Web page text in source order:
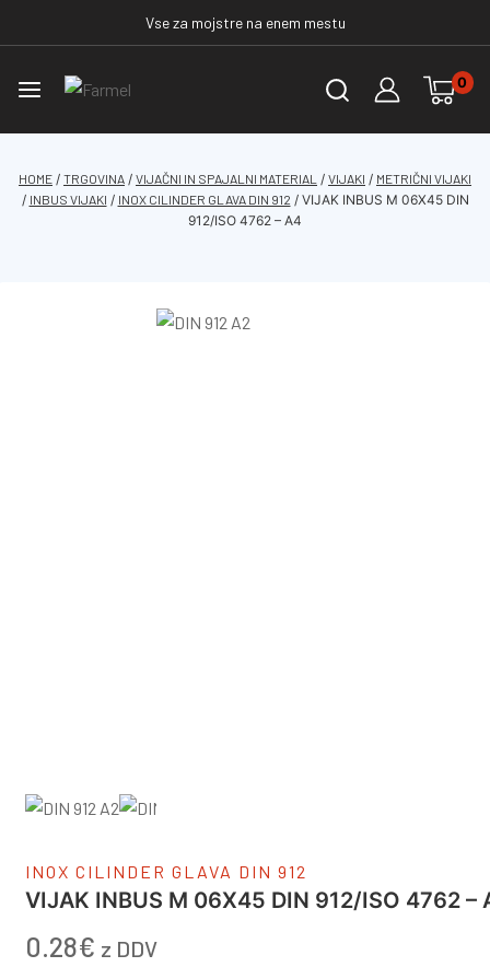
Vse za mojstre na enem mestu
0
HOME / TRGOVINA / VIJAČNI IN SPAJALNI MATERIAL / VIJAKI / METRIČNI VIJAKI
/ INBUS VIJAKI / INOX CILINDER GLAVA DIN 912 / VIJAK INBUS M 06X45 DIN
912/ISO 4762 – A4
INOX CILINDER GLAVA DIN 912
VIJAK INBUS M 06X45 DIN 912/ISO 4762 –
0.28€ z DDV